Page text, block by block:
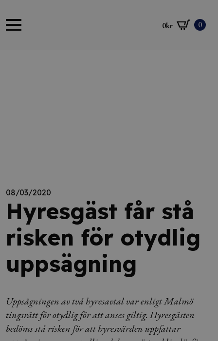
0kr 0
08/03/2020
Hyresgäst får stå
risken för otydlig
uppsägning
Uppsägningen av två hyresavtal var enligt Malmö
tingsrätt för otydlig för att anses giltig. Hyresgästen
bedöms stå risken för att hyresvärden uppfattar